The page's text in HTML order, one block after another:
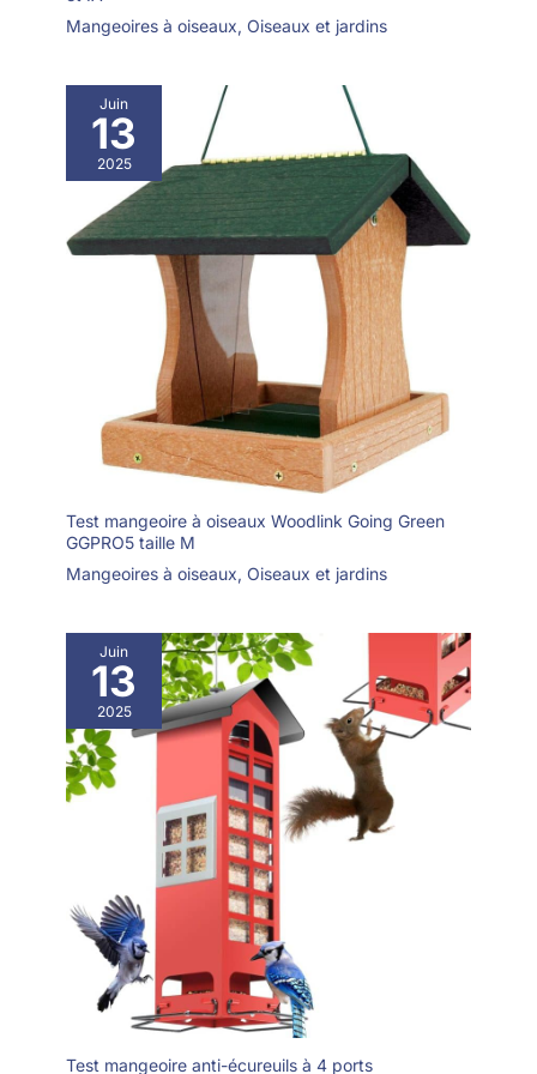
station de mangeoires pour oiseaux, offrant un soin fiable pour
les oiseaux de jardin avec un design de table pour oiseaux
suspendue durable.
Mangeoires à oiseaux, Oiseaux et jardins
Juin
13
2025
Test mangeoire à oiseaux Woodlink Going Green
GGPRO5 taille M
Mangeoires à oiseaux, Oiseaux et jardins
Juin
13
2025
Test mangeoire anti-écureuils à 4 ports